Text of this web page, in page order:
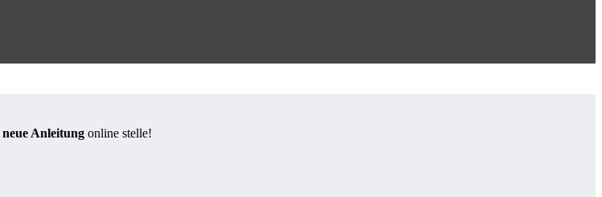
neue Anleitung online stelle!